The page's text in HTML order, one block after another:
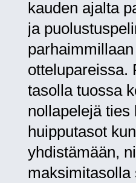
kauden ajalta
ja
ottelupareissa.
tasolla tuossa
nollapelejä ties
huipputasot
yhdistämään,